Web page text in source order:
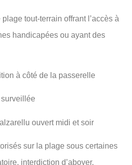
tout-terrain offrant l’accès à
handicapées ou ayant des
à côté de la passerelle
ouvert midi et soir
sur la plage sous certaines
interdiction d’aboyer,